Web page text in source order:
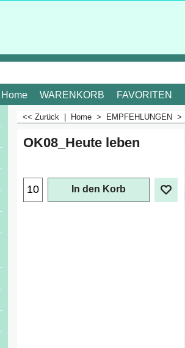
Home WARENKORB FAVORITEN
<< Zurück Home > EMPFEHLUNGEN >
OK08_Heute leben
In den Korb